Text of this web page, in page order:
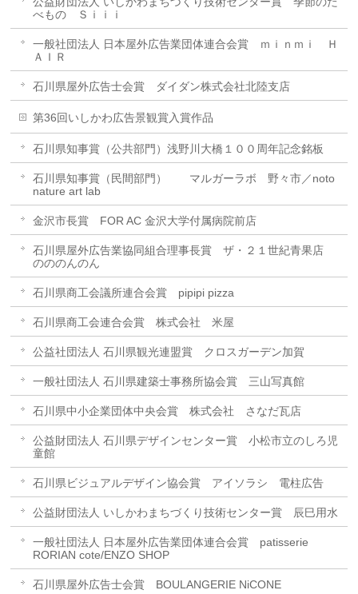
べもの Ｓｉｉｉ
一般社団法人 日本屋外広告業団体連合会賞 ｍｉｎｍｉ Ｈ
ＡＩＲ
石川県屋外広告士会賞 ダイダン株式会社北陸支店
第36回いしかわ広告景観賞入賞作品
石川県知事賞（公共部門）浅野川大橋１００周年記念銘板
石川県知事賞（民間部門） マルガーラボ 野々市／noto
nature art lab
金沢市長賞 FOR AC 金沢大学付属病院前店
石川県屋外広告業協同組合理事長賞 ザ・２１世紀青果店
のののんのん
石川県商工会議所連合会賞 pipipi pizza
石川県商工会連合会賞 株式会社 米屋
公益社団法人 石川県観光連盟賞 クロスガーデン加賀
一般社団法人 石川県建築士事務所協会賞 三山写真館
石川県中小企業団体中央会賞 株式会社 さなだ瓦店
公益財団法人 石川県デザインセンター賞 小松市立のしろ児
童館
石川県ビジュアルデザイン協会賞 アイソラシ 電柱広告
公益財団法人 いしかわまちづくり技術センター賞 辰巳用水
一般社団法人 日本屋外広告業団体連合会賞 patisserie
RORIAN cote/ENZO SHOP
石川県屋外広告士会賞 BOULANGERIE NiCONE